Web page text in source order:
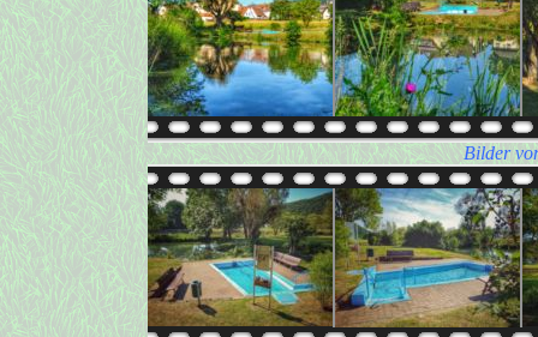
Bilder